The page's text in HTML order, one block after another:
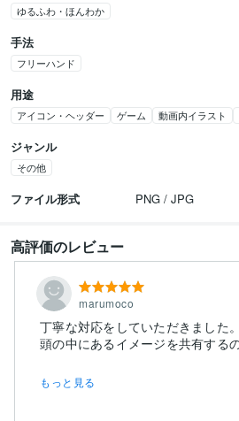
ゆるふわ・ほんわか
手法
フリーハンド
用途
アイコン・ヘッダー ゲーム 動画内イラスト
ジャンル
その他
ファイル形式 PNG / JPG
高評価のレビュー
marumoco
丁寧な対応をしていただきました。
もっと見る